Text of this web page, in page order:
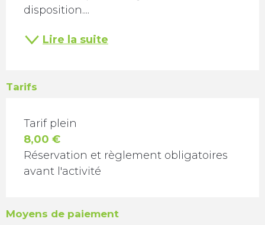
disposition....
Lire la suite
Tarifs
TARIFS 2026
Tarif plein
8,00 €
Réservation et règlement obligatoires
avant l'activité
Moyens de paiement